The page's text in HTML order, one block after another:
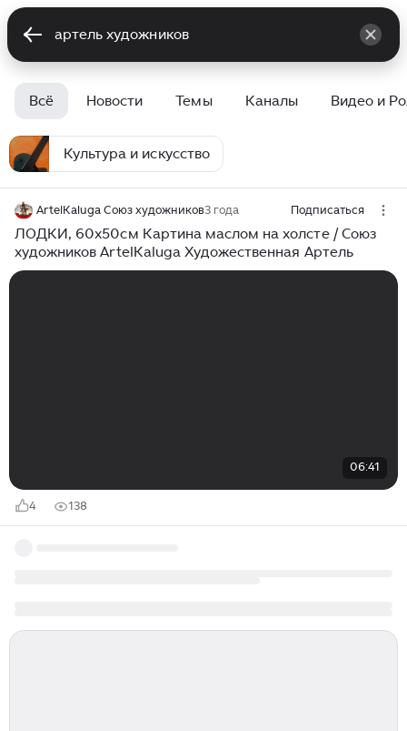
Всё Новости Темы Каналы Видео и
Культура и искусство
ArtelKaluga Союз художников3 года Подписаться
ЛОДКИ, 60х50см Картина маслом на холсте / Союз
художников ArtelKaluga Художественная Артель
06:41
4 138